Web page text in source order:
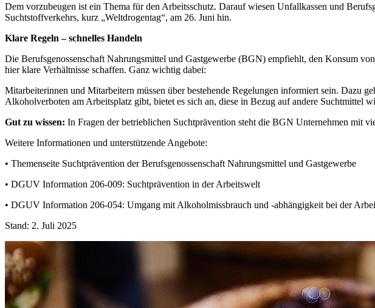
Dem vorzubeugen ist ein Thema für den Arbeitsschutz. Darauf wiesen Unfallkassen und
Suchtstoffverkehrs, kurz „Weltdrogentag“, am 26. Juni hin.
Klare Regeln – schnelles Handeln
Die Berufsgenossenschaft Nahrungsmittel und Gastgewerbe (BGN) empfiehlt, den Konsum
hier klare Verhältnisse schaffen. Ganz wichtig dabei:
Mitarbeiterinnen und Mitarbeitern müssen über bestehende Regelungen informiert sein. Dazu
Alkoholverboten am Arbeitsplatz gibt, bietet es sich an, diese in Bezug auf andere Suchtmittel
Gut zu wissen: In Fragen der betrieblichen Suchtprävention steht die BGN Unternehmen mit
Weitere Informationen und unterstützende Angebote:
• Themenseite Suchtprävention der Berufsgenossenschaft Nahrungsmittel und Gastgewerbe
• DGUV Information 206-009: Suchtprävention in der Arbeitswelt
• DGUV Information 206-054: Umgang mit Alkoholmissbrauch und -abhängigkeit bei der
Stand: 2. Juli 2025